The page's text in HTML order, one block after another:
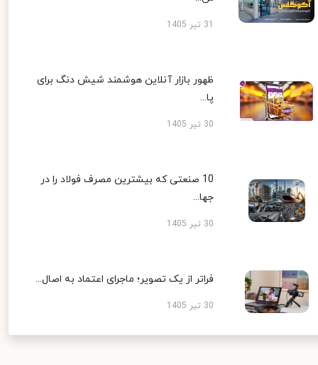
ظهور بازار آنلاین هوشمند شیش دنگ برای
پا...
30 تیر 1405
10 صنعتی که بیشترین مصرف فولاد را در
جها...
30 تیر 1405
فراتر از یک تصویر؛ ماجرای اعتماد به اصال...
30 تیر 1405